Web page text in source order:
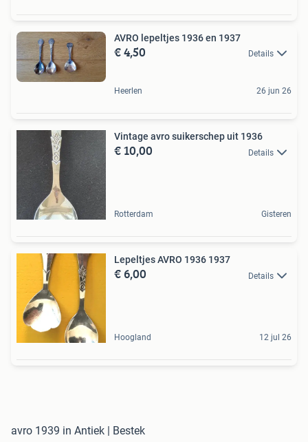
AVRO lepeltjes 1936 en 1937
€ 4,50 Details
Heerlen 26 jun 26
Vintage avro suikerschep uit 1936
€ 10,00 Details
Rotterdam Gisteren
Lepeltjes AVRO 1936 1937
€ 6,00 Details
Hoogland 12 jul 26
avro 1939 in Antiek | Bestek